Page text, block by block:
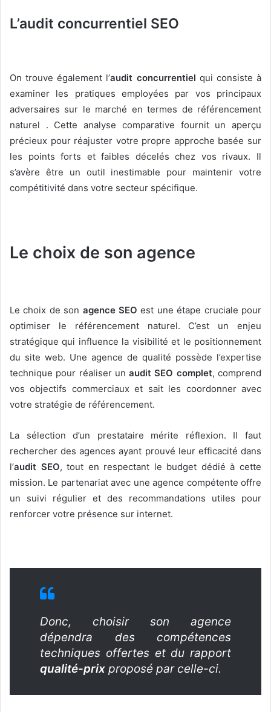
L’audit concurrentiel SEO
On trouve également l’audit concurrentiel qui consiste à
examiner les pratiques employées par vos principaux
adversaires sur le marché en termes de référencement
naturel . Cette analyse comparative fournit un aperçu
précieux pour réajuster votre propre approche basée sur
les points forts et faibles décelés chez vos rivaux. Il
s’avère être un outil inestimable pour maintenir votre
compétitivité dans votre secteur spécifique.
Le choix de son agence
Le choix de son agence SEO est une étape cruciale pour
optimiser le référencement naturel. C’est un enjeu
stratégique qui influence la visibilité et le positionnement
du site web. Une agence de qualité possède l’expertise
technique pour réaliser unaudit SEO complet, comprend
vos objectifs commerciaux et sait les coordonner avec
votre stratégie de référencement.
La sélection d’un prestataire mérite réflexion. Il faut
rechercher des agences ayant prouvé leur efficacité dans
l’audit SEO, tout en respectant le budget dédié à cette
mission. Le partenariat avec une agence compétente offre
un suivi régulier et des recommandations utiles pour
renforcer votre présence sur internet.
Donc, choisir son agence
dépendra des compétences
techniques offertes et du rapport
qualité-prix proposé par celle-ci.